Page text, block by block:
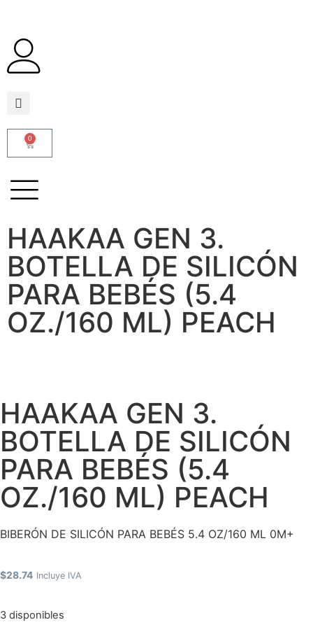
0
HAAKAA GEN 3.
BOTELLA DE SILICÓN
PARA BEBÉS (5.4
OZ./160 ML) PEACH
HAAKAA GEN 3.
BOTELLA DE SILICÓN
PARA BEBÉS (5.4
OZ./160 ML) PEACH
BIBERÓN DE SILICÓN PARA BEBÉS 5.4 OZ/160 ML 0M+
$28.74 Incluye IVA
3 disponibles